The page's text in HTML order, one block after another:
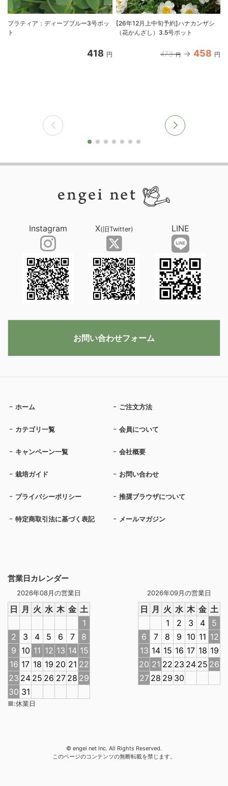
プラティア：ディープブルー3号ポッ
ト
418 円
[26年12月上中旬予約]ハナカンザシ
（花かんざし）3.5号ポット
473 円 458 円
営業日カレンダー
2026年08月の営業日
日 月 火 水 木 金 土
1
2
3 4 5 6 7
8
9 10 11 12 13 14 15
16 17 18 19 20 21 22
23 24 25 26 27 28 29
30 31
2026年09月の営業日
日 月 火 水 木 金 土
1
2 3 4
5
6
7 8 9 10 11 12
13 14 15 16 17 18 19
20 21 22 23 24 25 26
27 28 29 30
■:休業日
ホーム ご注文方法
カテゴリ一覧 会員について
キャンペーン一覧 会社概要
栽培ガイド お問い合わせ
プライバシーポリシー 推奨ブラウザについて
特定商取引法に基づく表記 メールマガジン
Instagram X(旧Twitter) LINE
お問い合わせフォーム
© engei net Inc. All Rights Reserved.
このページのコンテンツの無断転載を禁じます。